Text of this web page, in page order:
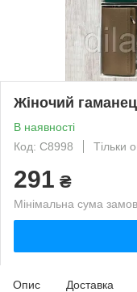
Жіночий
В наявності
Код: С8998
Тільки
291 ₴
Мінімальна сума
Опис Доставка